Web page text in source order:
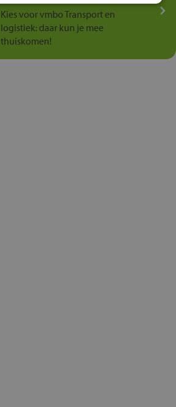
Kies voor vmbo Transport en
logistiek: daar kun je mee
thuiskomen!